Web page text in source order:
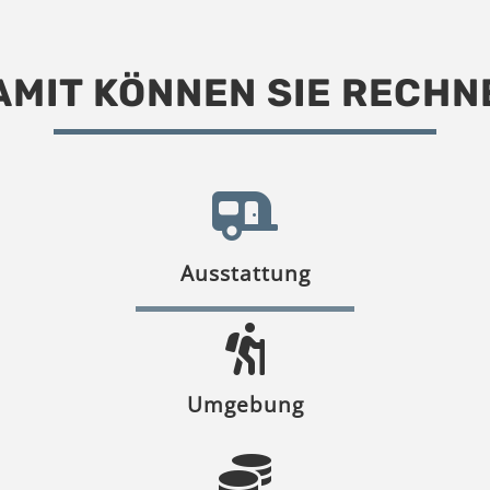
KÖNNEN SIE
Ausstattung
Umgebung